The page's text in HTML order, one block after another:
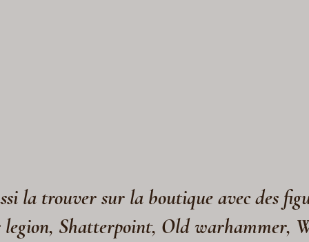
la trouver sur la boutique avec des
legion, Shatterpoint, Old warhammer,